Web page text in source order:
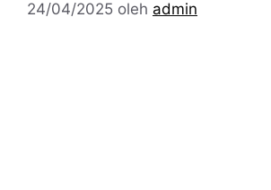
24/04/2025 oleh admin